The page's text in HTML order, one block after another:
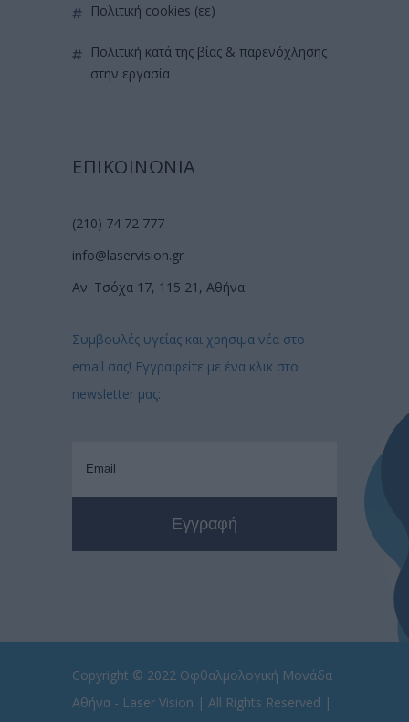
πολιτική cookies (εε)
πολιτική κατά της βίας & παρενόχλησης
στην εργασία
ΕΠΙΚΟΙΝΩΝΙΑ
(210) 74 72 777
info@laservision.gr
Αν. Τσόχα 17, 115 21, Αθήνα
Συμβουλές υγείας και χρήσιμα νέα στο
email σας! Εγγραφείτε με ένα κλικ στο
newsletter μας:
Copyright © 2022 Οφθαλμολογική Μονάδα
Αθήνα - Laser Vision | All Rights Reserved |